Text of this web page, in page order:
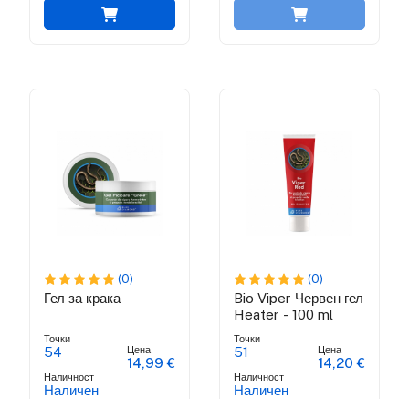
(0)
Гел за крака
Точки
54
Наличност
Наличен
Цена
14,99 €
(0)
Bio Viper Червен гел
Heater - 100 ml
Точки
51
Наличност
Наличен
Цена
14,20 €